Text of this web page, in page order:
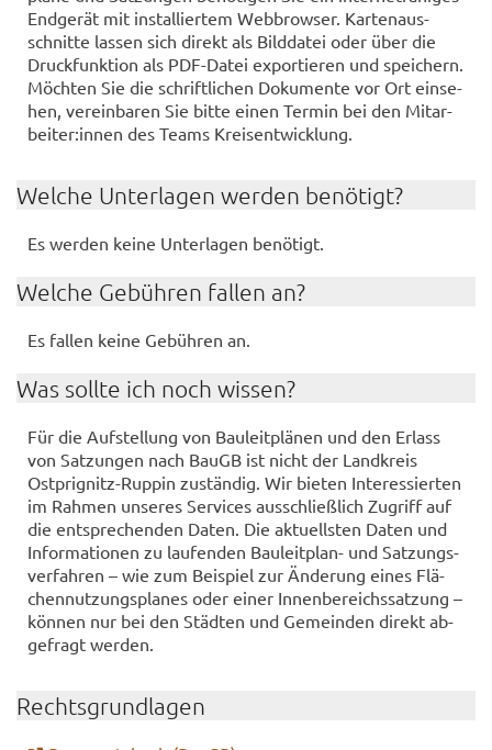
End­ge­rät mit in­stal­lier­tem Web­brow­ser. Kar­ten­aus­
schnit­te las­sen sich di­rekt als Bild­da­tei oder über die
Druck­funk­ti­on als PDF-​Datei ex­por­tie­ren und spei­chern.
Möch­ten Sie die schrift­li­chen Do­ku­men­te vor Ort ein­se­
hen, ver­ein­ba­ren Sie bitte einen Ter­min bei den Mit­ar­
bei­ter:innen des Teams Kreis­ent­wick­lung.
Wel­che Un­ter­la­gen wer­den be­nö­tigt?
Es wer­den keine Un­ter­la­gen be­nö­tigt.
Wel­che Ge­büh­ren fal­len an?
Es fal­len keine Ge­büh­ren an.
Was soll­te ich noch wis­sen?
Für die Auf­stel­lung von Bau­leit­plä­nen und den Er­lass
von Sat­zun­gen nach BauGB ist nicht der Land­kreis
Ostprignitz-​Ruppin zu­stän­dig. Wir bie­ten In­ter­es­sier­ten
im Rah­men un­se­res Ser­vices aus­schließ­lich Zu­griff auf
die ent­spre­chen­den Daten. Die ak­tu­ells­ten Daten und
In­for­ma­tio­nen zu lau­fen­den Bauleitplan-​ und Sat­zungs­
ver­fah­ren – wie zum Bei­spiel zur Än­de­rung eines Flä­
chen­nut­zungs­pla­nes oder einer In­nen­be­reichs­sat­zung –
kön­nen nur bei den Städ­ten und Ge­mein­den di­rekt ab­
ge­fragt wer­den.
Rechts­grund­la­gen